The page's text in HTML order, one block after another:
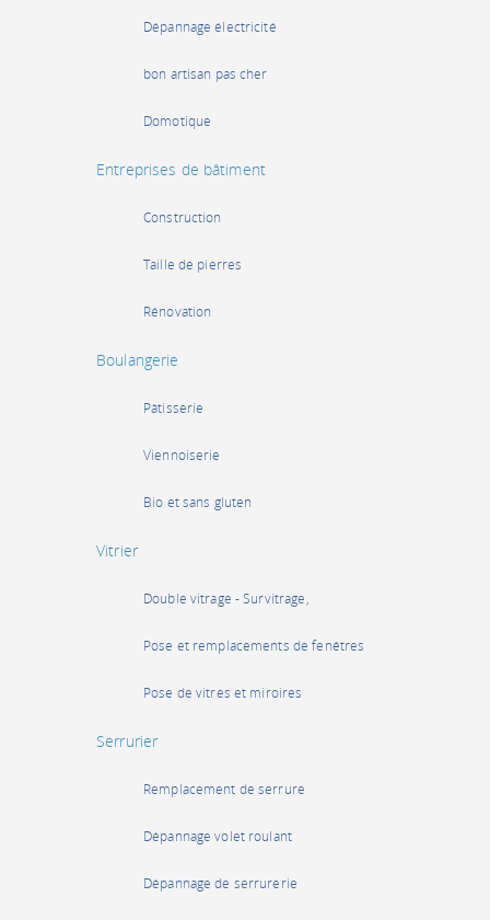
Dépannage électricité
bon artisan pas cher
Domotique
Entreprises de bâtiment
Construction
Taille de pierres
Rénovation
Boulangerie
Pâtisserie
Viennoiserie
Bio et sans gluten
Vitrier
Double vitrage - Survitrage,
Pose et remplacements de fenêtres
Pose de vitres et miroires
Serrurier
Remplacement de serrure
Dépannage volet roulant
Dépannage de serrurerie